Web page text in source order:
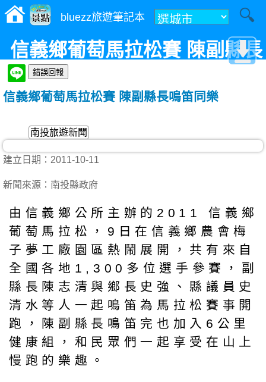
bluezz旅遊筆記本
信義鄉葡萄馬拉松賽 陳副縣長
信義鄉葡萄馬拉松賽 陳副縣長鳴笛同樂
南投旅遊新聞
建立日期：2011-10-11
新聞來源：南投縣政府
由信義鄉公所主辦的2011 信義鄉
葡萄馬拉松，9日在信義鄉農會梅
子夢工廠園區熱鬧展開，共有來自
全國各地1,300多位選手參賽，副
縣長陳志清與鄉長史強、縣議員史
清水等人一起鳴笛為馬拉松賽事開
跑，陳副縣長鳴笛完也加入6公里
健康組，和民眾們一起享受在山上
慢跑的樂趣。